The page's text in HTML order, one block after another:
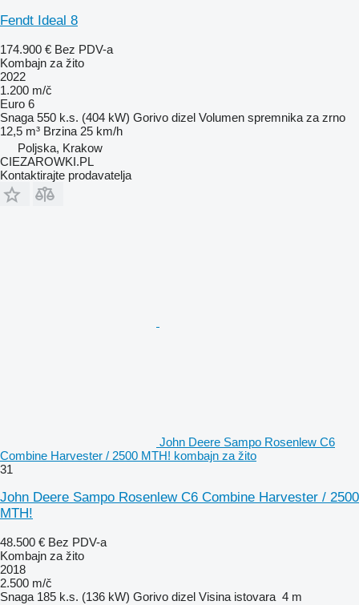
Fendt Ideal 8
174.900 € Bez PDV-a
Kombajn za žito
2022
1.200 m/č
Euro 6
Snaga 550 k.s. (404 kW) Gorivo dizel Volumen spremnika za zrno
12,5 m³ Brzina 25 km/h
Poljska, Krakow
CIEZAROWKI.PL
Kontaktirajte prodavatelja
John Deere Sampo Rosenlew C6
Combine Harvester / 2500 MTH! kombajn za žito
31
John Deere Sampo Rosenlew C6 Combine Harvester / 2500
MTH!
48.500 € Bez PDV-a
Kombajn za žito
2018
2.500 m/č
Snaga 185 k.s. (136 kW) Gorivo dizel Visina istovara 4 m